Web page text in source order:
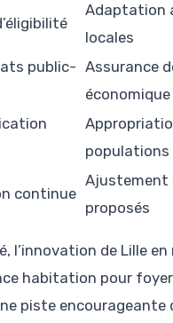
Adaptation
locales
public- Assurance
économique
populations
continue
Ajustement
proposés
l’innovation de Lille
habitation pour
piste